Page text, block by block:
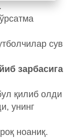
сув
зарбасига
қилиб олди
унинг
ноаниқ.